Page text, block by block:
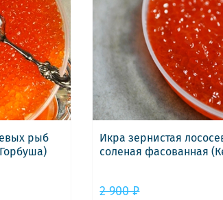
рыб
Икра зернистая
соленая фасованная
2 900 ₽